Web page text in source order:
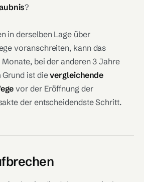
?
in derselben Lage über
voranschreiten, kann das
Monate, bei der anderen 3 Jahre
Grund ist dievergleichende
vor der Eröffnung der
der entscheidendste Schritt.